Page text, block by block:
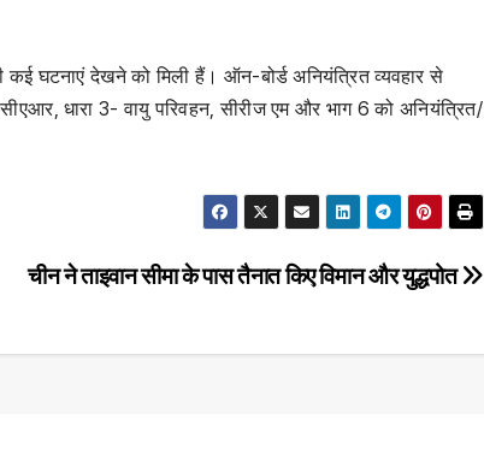
कई घटनाएं देखने को मिली हैं। ऑन-बोर्ड अनियंत्रित व्यवहार से
धारा 3- वायु परिवहन, सीरीज एम और भाग 6 को अनियंत्रित/
चीन ने ताइवान सीमा के पास तैनात किए विमान और युद्धपोत